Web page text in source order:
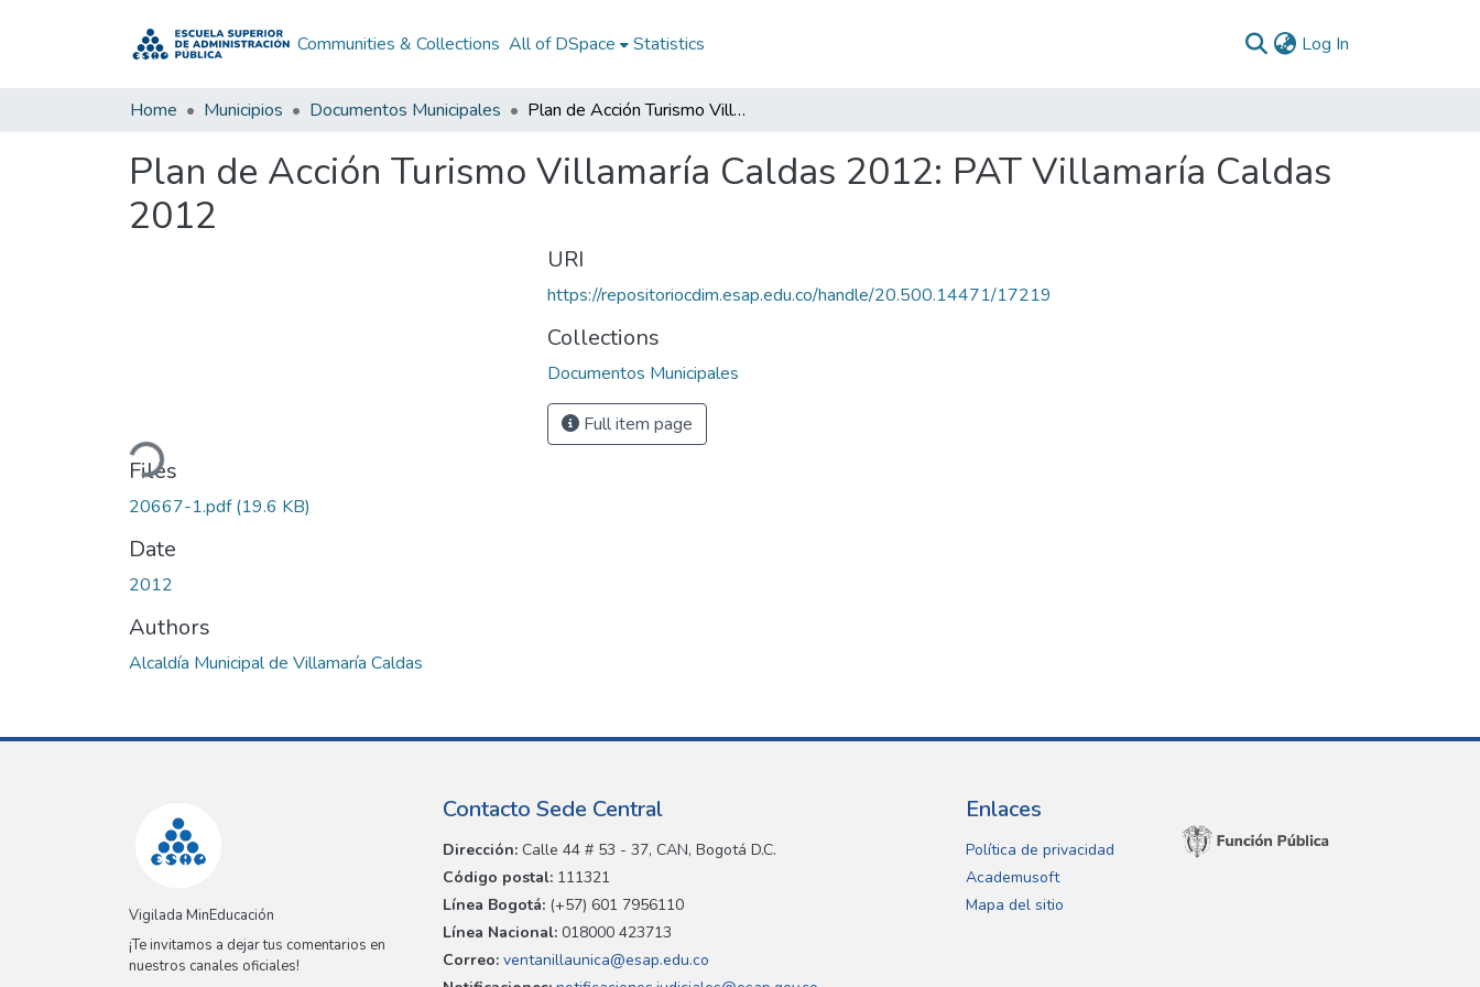
Communities & Collections All of DSpace Statistics Log In
Home Municipios Documentos Municipales Plan de Acción Turismo Villamaría Caldas 2012: PAT Villamaría Caldas 2012
Plan de Acción Turismo Villamaría Caldas 2012: PAT Villamaría Caldas
2012
Loading...
Files
20667-1.pdf(19.6 KB)
Date
2012
Authors
Alcaldía Municipal de Villamaría Caldas
URI
https://repositoriocdim.esap.edu.co/handle/20.500.14471/17219
Collections
Documentos Municipales
Full item page
Vigilada MinEducación
¡Te invitamos a dejar tus comentarios en
nuestros canales oficiales!
Contacto Sede Central
Dirección: Calle 44 # 53 - 37, CAN, Bogotá D.C.
Código postal: 111321
Línea Bogotá: (+57) 601 7956110
Línea Nacional: 018000 423713
Correo: ventanillaunica@esap.edu.co
Enlaces
Política de privacidad
Academusoft
Mapa del sitio